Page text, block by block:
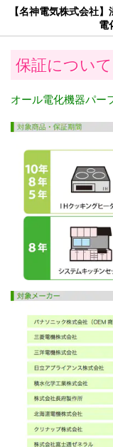
【名神電気株式会社
電
保証について
オール電化機器パ